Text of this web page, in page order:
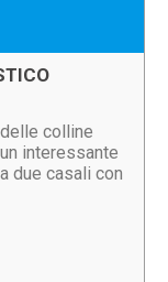
colline
interessante
due casali con